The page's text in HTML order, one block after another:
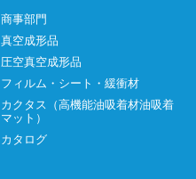
商事部門
真空成形品
圧空真空成形品
フィルム・シート・緩衝材
カクタス（高機能油吸着材油吸着
マット）
カタログ